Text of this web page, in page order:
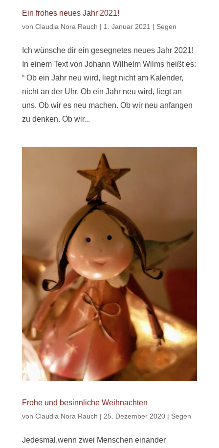
Ein frohes neues Jahr 2021!
von Claudia Nora Rauch | 1. Januar 2021 | Segen
Ich wünsche dir ein gesegnetes neues Jahr 2021!
In einem Text von Johann Wilhelm Wilms heißt es:
“ Ob ein Jahr neu wird, liegt nicht am Kalender,
nicht an der Uhr. Ob ein Jahr neu wird, liegt an
uns. Ob wir es neu machen. Ob wir neu anfangen
zu denken. Ob wir...
Frohe und besinnliche Weihnachten
von Claudia Nora Rauch | 25. Dezember 2020| Segen
Jedesmal,wenn zwei Menschen einander